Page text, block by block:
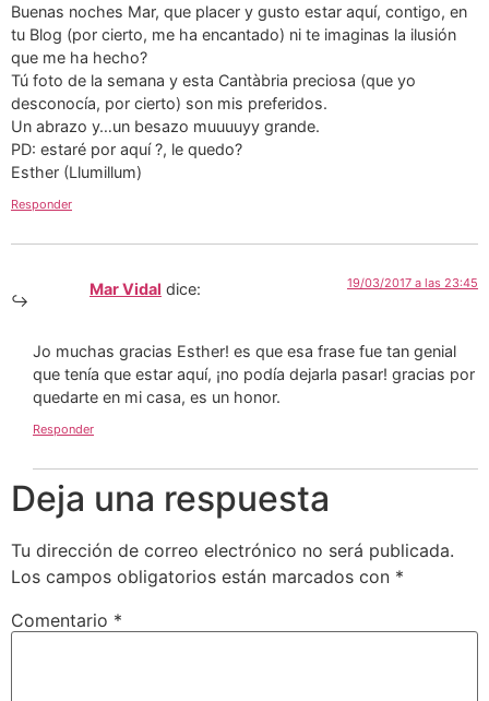
Buenas noches Mar, que placer y gusto estar aquí, contigo, en
tu Blog (por cierto, me ha encantado) ni te imaginas la ilusión
que me ha hecho?
Tú foto de la semana y esta Cantàbria preciosa (que yo
desconocía, por cierto) son mis preferidos.
Un abrazo y…un besazo muuuuyy grande.
PD: estaré por aquí ?, le quedo?
Esther (Llumillum)
Responder
Mar Vidal dice: 19/03/2017 a las 23:45
Jo muchas gracias Esther! es que esa frase fue tan genial
que tenía que estar aquí, ¡no podía dejarla pasar! gracias por
quedarte en mi casa, es un honor.
Responder
Deja una respuesta
Tu dirección de correo electrónico no será publicada.
Los campos obligatorios están marcados con *
Comentario *